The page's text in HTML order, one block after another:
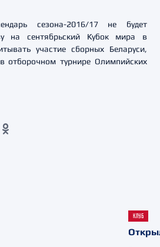
сезона-2016/17 не будет
на сентябрьский Кубок мира в
участие сборных Беларуси,
отборочном турнире Олимпийских
КЛУБ